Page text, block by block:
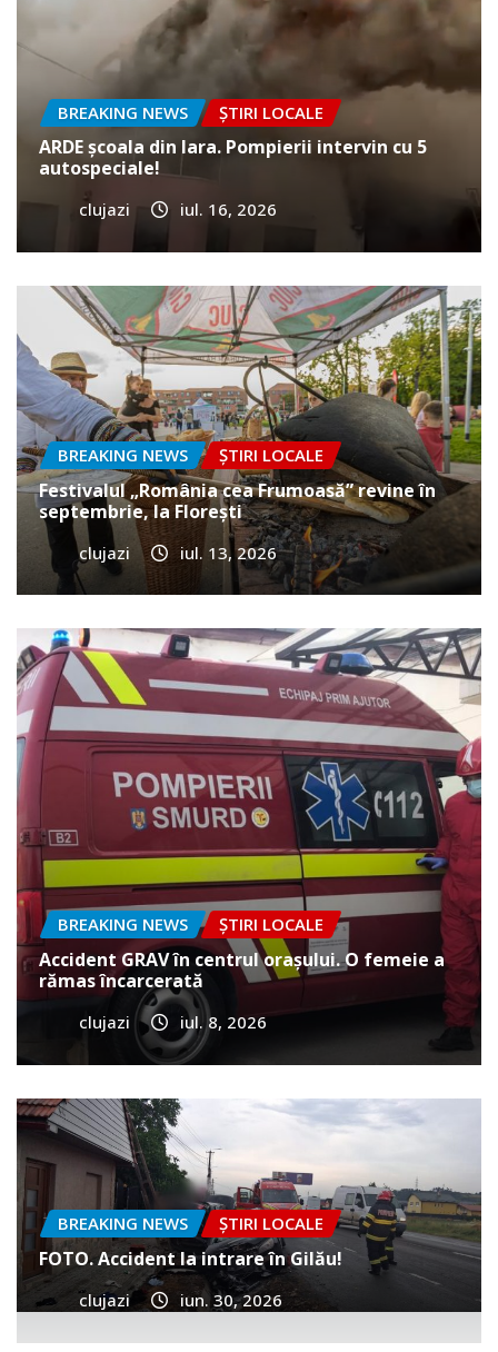
BREAKING NEWS ȘTIRI LOCALE
ARDE școala din Iara. Pompierii intervin cu 5
autospeciale!
clujazi iul. 16, 2026
BREAKING NEWS ȘTIRI LOCALE
Festivalul „România cea Frumoasă” revine în
septembrie, la Florești
clujazi iul. 13, 2026
BREAKING NEWS ȘTIRI LOCALE
Accident GRAV în centrul orașului. O femeie a
rămas încarcerată
clujazi iul. 8, 2026
BREAKING NEWS ȘTIRI LOCALE
FOTO. Accident la intrare în Gilău!
clujazi iun. 30, 2026